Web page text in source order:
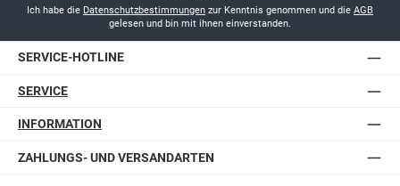
Ich habe die Datenschutzbestimmungen zur Kenntnis genommen und die AGB
gelesen und bin mit ihnen einverstanden.
SERVICE-HOTLINE
SERVICE
INFORMATION
ZAHLUNGS- UND VERSANDARTEN